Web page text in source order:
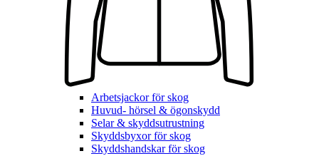
Arbetsjackor för skog
Huvud- hörsel & ögonskydd
Selar & skyddsutrustning
Skyddsbyxor för skog
Skyddshandskar för skog